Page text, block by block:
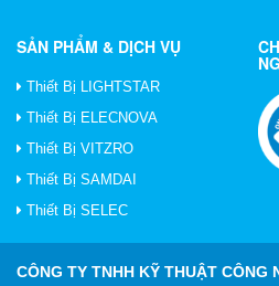
SẢN PHẨM & DỊCH VỤ
Thiết Bị LIGHTSTAR
Thiết Bị ELECNOVA
Thiết Bị VITZRO
Thiết Bị SAMDAI
Thiết Bị SELEC
CÔNG TY TNHH KỸ THUẬT CÔNG